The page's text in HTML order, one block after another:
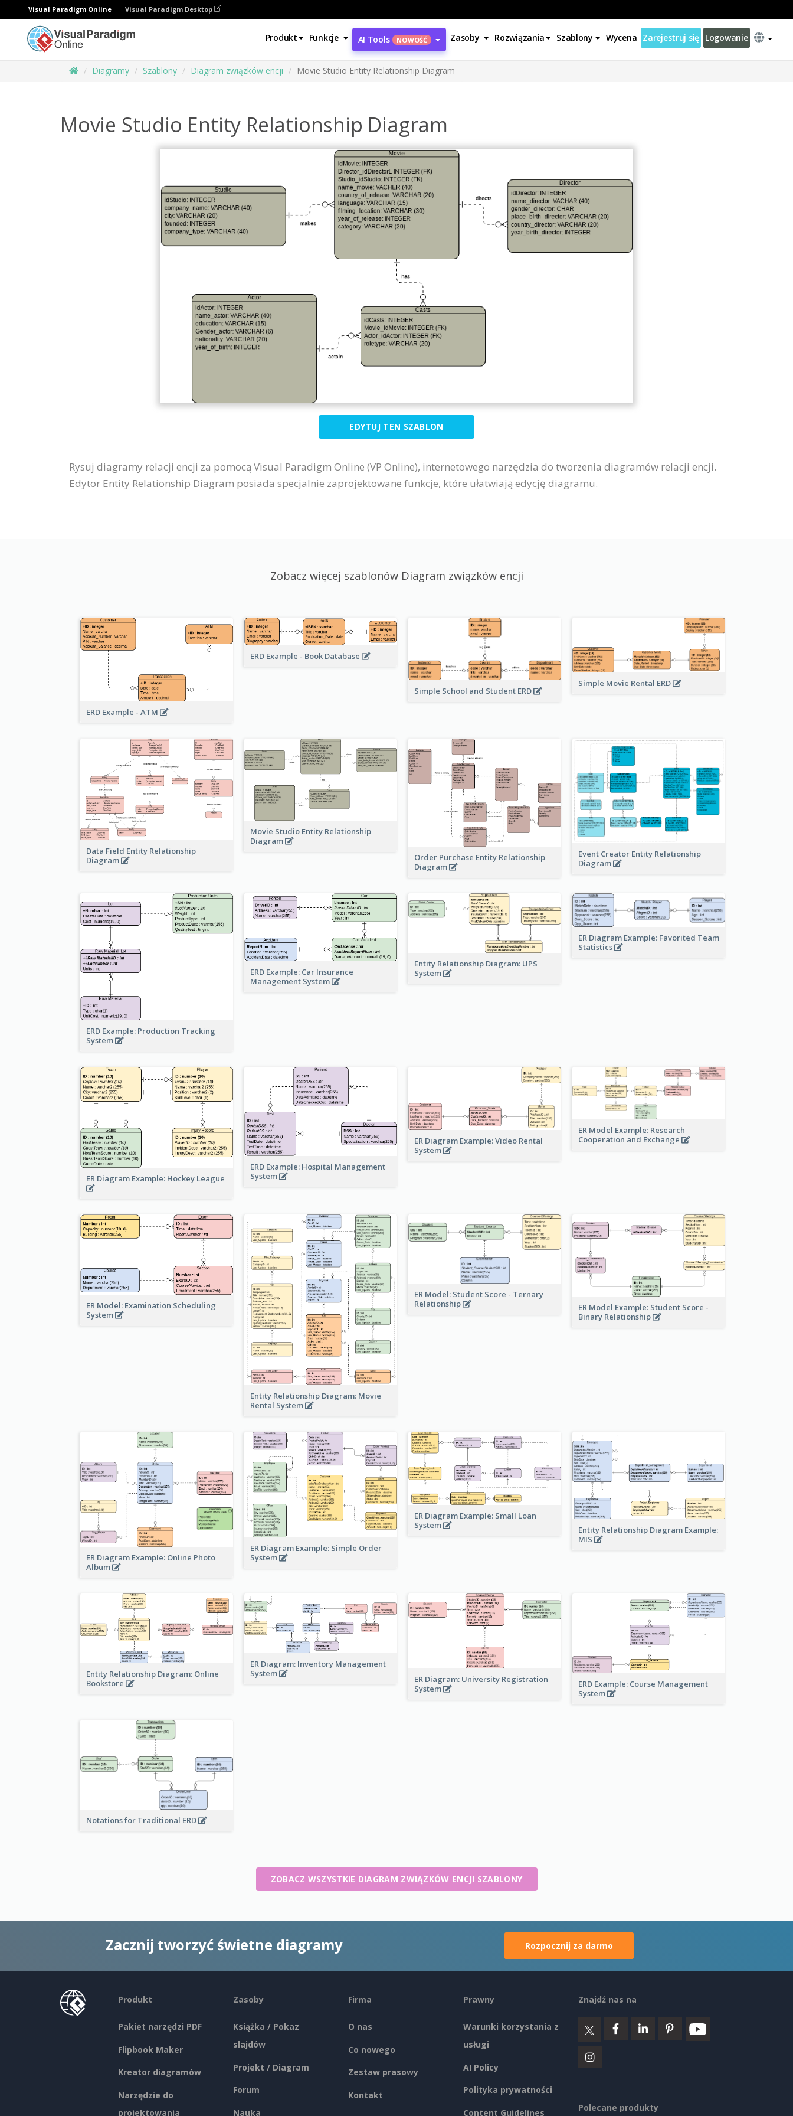
Visual Paradigm Online Visual Paradigm Desktop
Produkt Funkcje AI Tools NOWOŚĆ Zasoby Rozwiązania Szablony Wycena Zarejestruj się Logowanie
Diagramy Szablony Diagram związków encji Movie Studio Entity Relationship Diagram
Movie Studio Entity Relationship Diagram
EDYTUJ TEN SZABLON
Rysuj diagramy relacji encji za pomocą Visual Paradigm Online (VP Online), internetowego narzędzia do tworzenia diagramów relacji encji.
Edytor Entity Relationship Diagram posiada specjalnie zaprojektowane funkcje, które ułatwiają edycję diagramu.
Zobacz więcej szablonów Diagram związków encji
ERD Example - ATM
ERD Example - Book Database
Simple School and Student ERD
Simple Movie Rental ERD
Data Field Entity Relationship
Diagram
Movie Studio Entity Relationship
Diagram
Order Purchase Entity Relationship
Diagram
Event Creator Entity Relationship
Diagram
ERD Example: Production Tracking
System
ERD Example: Car Insurance
Management System
Entity Relationship Diagram: UPS
System
ER Diagram Example: Favorited Team
Statistics
ER Diagram Example: Hockey League
ERD Example: Hospital Management
System
ER Diagram Example: Video Rental
System
ER Model Example: Research
Cooperation and Exchange
ER Model: Examination Scheduling
System
Entity Relationship Diagram: Movie
Rental System
ER Model: Student Score - Ternary
Relationship
ER Model Example: Student Score -
Binary Relationship
ER Diagram Example: Online Photo
Album
ER Diagram Example: Simple Order
System
ER Diagram Example: Small Loan
System
Entity Relationship Diagram Example:
MIS
Entity Relationship Diagram: Online
Bookstore
ER Diagram: Inventory Management
System
ER Diagram: University Registration
System
ERD Example: Course Management
System
Notations for Traditional ERD
ZOBACZ WSZYSTKIE DIAGRAM ZWIĄZKÓW ENCJI SZABLONY
Zacznij tworzyć świetne diagramy Rozpocznij za darmo
Produkt
Pakiet narzędzi PDF
Flipbook Maker
Kreator diagramów
Narzędzie do
projektowania
Zasoby
Książka / Pokaz
slajdów
Projekt / Diagram
Forum
Nauka
Firma
O nas
Co nowego
Zestaw prasowy
Kontakt
Prawny
Warunki korzystania z
usługi
AI Policy
Polityka prywatności
Content Guidelines
Znajdź nas na
Polecane produkty